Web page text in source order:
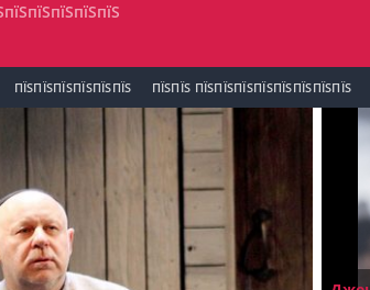
ПЇЅПЇЅПЇЅПЇЅПЇЅПЇЅ ПЇЅПЇЅ ПЇЅПЇЅПЇЅПЇЅПЇЅПЇЅПЇЅПЇЅ